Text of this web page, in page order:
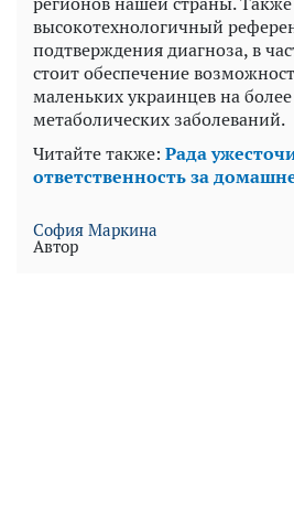
высокотехнологичный
подтверждения диагноза, в
стоит обеспечение
маленьких украинцев на
метаболических заболеваний.
Читайте также: Рада
ответственность за
София Маркина
Автор